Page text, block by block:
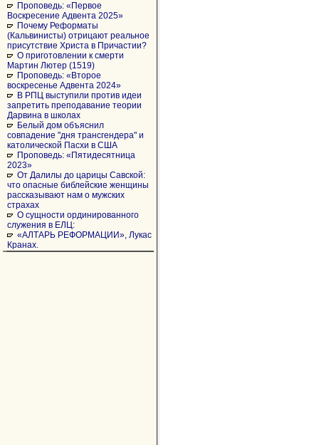
Проповедь: «Первое
Воскресение Адвента 2025»
Почему Реформаты
(Кальвинисты) отрицают реальное
присутствие Христа в Причастии?
О приготовлении к смерти
Мартин Лютер (1519)
Проповедь: «Второе
воскресенье Адвента 2024»
В РПЦ выступили против идеи
запретить преподавание теории
Дарвина в школах
Белый дом объяснил
совпадение "дня трансгендера" и
католической Пасхи в США
Проповедь: «Пятидесятница
2023»
От Далилы до царицы Савской:
что опасные библейские женщины
рассказывают нам о мужских
страхах
О сущности ординированного
служения в ЕЛЦ:
«АЛТАРЬ РЕФОРМАЦИИ», Лукас
Кранах.